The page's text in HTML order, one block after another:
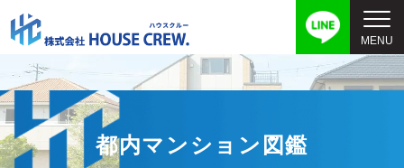
都内マンション図鑑